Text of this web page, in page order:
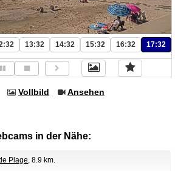
13:32 14:32 15:32 16:32 17:32
Vollbild Ansehen
in der Nähe:
Plage, 8.9 km.